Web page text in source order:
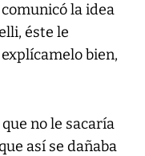
la idea
éste le
bien,
no le sacaría
así se dañaba